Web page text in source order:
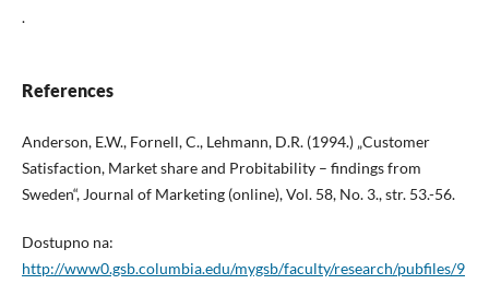
.
References
Anderson, E.W., Fornell, C., Lehmann, D.R. (1994.) „Customer
Satisfaction, Market share and Probitability – findings from
Sweden“, Journal of Marketing (online), Vol. 58, No. 3., str. 53.-56.
Dostupno na:
http://www0.gsb.columbia.edu/mygsb/faculty/research/pubfiles/9